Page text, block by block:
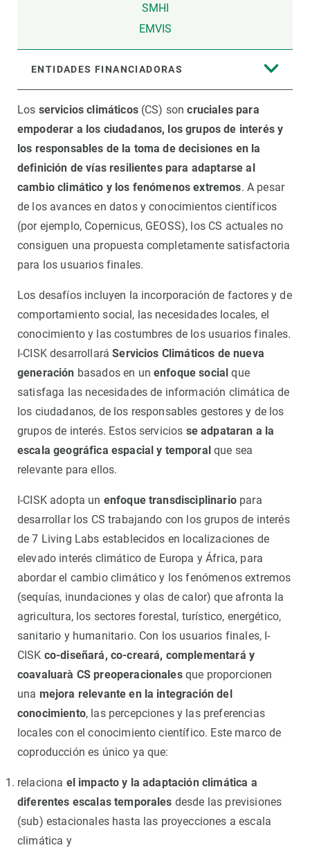
SMHI
EMVIS
ENTIDADES FINANCIADORAS
Los servicios climáticos(CS) soncruciales para
empoderar a los ciudadanos, los grupos de interés y
los responsables de la toma de decisiones en la
definición de vías resilientes para adaptarse al
cambio climático y los fenómenos extremos. A pesar
de los avances en datos y conocimientos científicos
(por ejemplo, Copernicus, GEOSS), los CS actuales no
consiguen una propuesta completamente satisfactoria
para los usuarios finales.
Los desafíos incluyen la incorporación de factores y de
comportamiento social, las necesidades locales, el
conocimiento y las costumbres de los usuarios finales.
I-CISK desarrollaráServicios Climáticos de nueva
generación basados ​​en unenfoque socialque
satisfaga las necesidades de información climática de
los ciudadanos, de los responsables gestores y de los
grupos de interés. Estos servicios se adpataran a la
escala geográfica espacial y temporalque sea
relevante para ellos.
I-CISK adopta un enfoque transdisciplinariopara
desarrollar los CS trabajando con los grupos de interés
de 7 Living Labs establecidos en localizaciones de
elevado interés climático de Europa y África, para
abordar el cambio climático y los fenómenos extremos
(sequías, inundaciones y olas de calor) que afronta la
agricultura, los sectores forestal, turístico, energético,
sanitario y humanitario. Con los usuarios finales, I-
CISK co-diseñará, co-creará, complementará y
coavaluarà CS preoperacionalesque proporcionen
una mejora relevante en la integración del
conocimiento, las percepciones y las preferencias
locales con el conocimiento científico. Este marco de
coproducción es único ya que:
relaciona el impacto y la adaptación climática a
diferentes escalas temporales desde las previsiones
(sub) estacionales hasta las proyecciones a escala
climática y